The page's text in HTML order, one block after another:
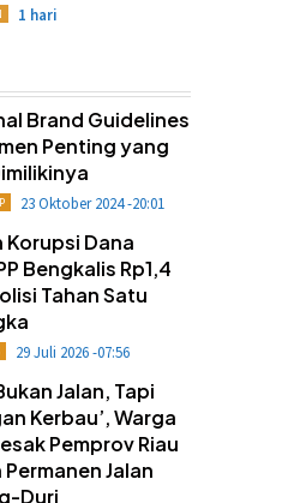
1 hari
Brand Guidelines
Penting yang
23 Oktober 2024 -20:01
Korupsi Dana
Bengkalis Rp1,4
Tahan Satu
29 Juli 2026 -07:56
Jalan, Tapi
Kerbau’, Warga
Pemprov Riau
Jalan
Duri